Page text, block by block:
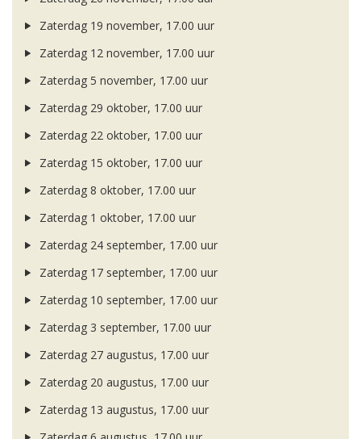
Zaterdag 19 november, 17.00 uur
Zaterdag 12 november, 17.00 uur
Zaterdag 5 november, 17.00 uur
Zaterdag 29 oktober, 17.00 uur
Zaterdag 22 oktober, 17.00 uur
Zaterdag 15 oktober, 17.00 uur
Zaterdag 8 oktober, 17.00 uur
Zaterdag 1 oktober, 17.00 uur
Zaterdag 24 september, 17.00 uur
Zaterdag 17 september, 17.00 uur
Zaterdag 10 september, 17.00 uur
Zaterdag 3 september, 17.00 uur
Zaterdag 27 augustus, 17.00 uur
Zaterdag 20 augustus, 17.00 uur
Zaterdag 13 augustus, 17.00 uur